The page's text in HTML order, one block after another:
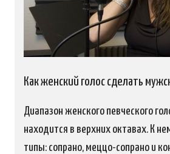
Как женский голос сделать
Диапазон женского певческого
находится в верхних октавах. К
типы: сопрано, меццо-сопрано и